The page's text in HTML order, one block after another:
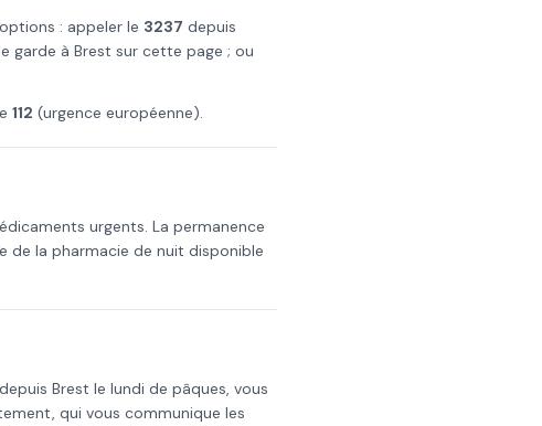
: appeler le 3237 depuis
garde à Brest sur cette page ; ou
112 (urgence européenne).
urgents. La permanence
de la pharmacie de nuit disponible
Brest le lundi de pâques, vous
qui vous communique les